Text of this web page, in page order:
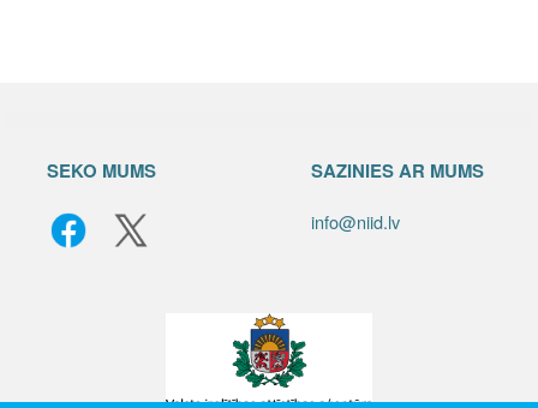
SEKO MUMS SAZINIES AR MUMS
info@niid.lv